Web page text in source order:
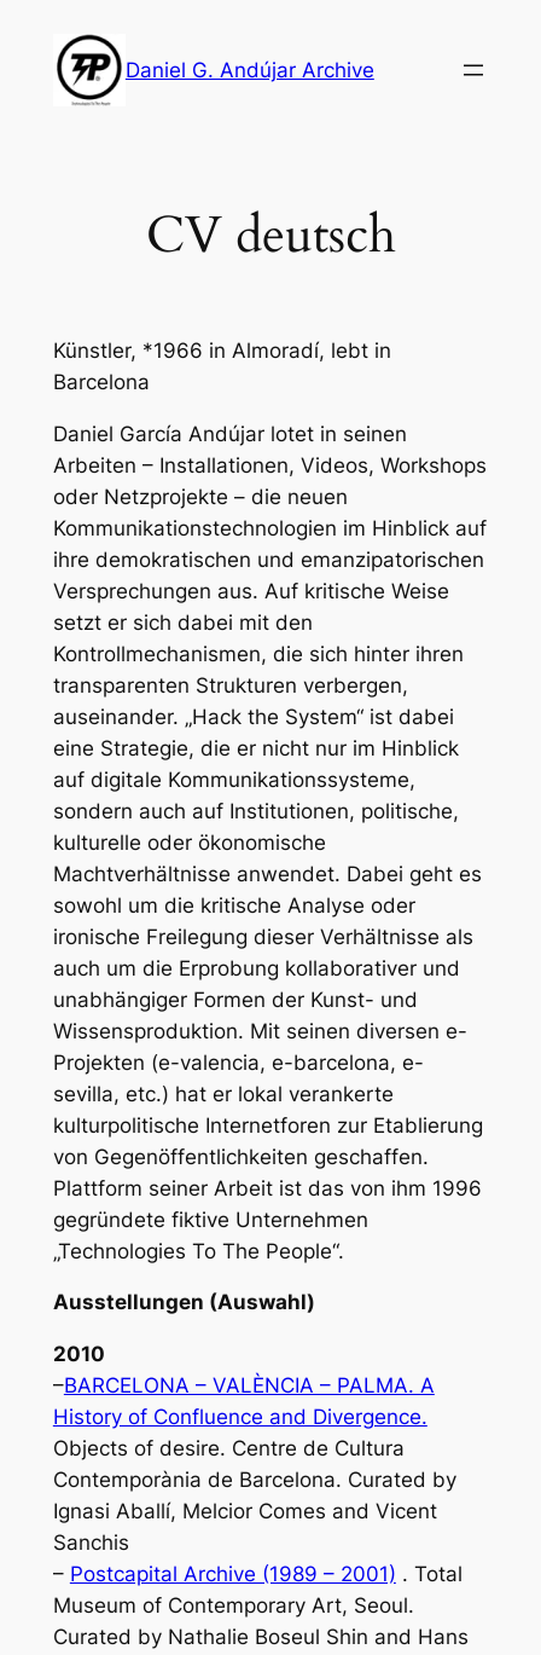
content
Daniel G. Andújar Archive
CV deutsch
Künstler, *1966 in Almoradí, lebt in
Barcelona
Daniel García Andújar lotet in seinen
Arbeiten – Installationen, Videos, Workshops
oder Netzprojekte – die neuen
Kommunikationstechnologien im Hinblick auf
ihre demokratischen und emanzipatorischen
Versprechungen aus. Auf kritische Weise
setzt er sich dabei mit den
Kontrollmechanismen, die sich hinter ihren
transparenten Strukturen verbergen,
auseinander. „Hack the System“ ist dabei
eine Strategie, die er nicht nur im Hinblick
auf digitale Kommunikationssysteme,
sondern auch auf Institutionen, politische,
kulturelle oder ökonomische
Machtverhältnisse anwendet. Dabei geht es
sowohl um die kritische Analyse oder
ironische Freilegung dieser Verhältnisse als
auch um die Erprobung kollaborativer und
unabhängiger Formen der Kunst- und
Wissensproduktion. Mit seinen diversen e-
Projekten (e-valencia, e-barcelona, e-
sevilla, etc.) hat er lokal verankerte
kulturpolitische Internetforen zur Etablierung
von Gegenöffentlichkeiten geschaffen.
Plattform seiner Arbeit ist das von ihm 1996
gegründete fiktive Unternehmen
„Technologies To The People“.
Ausstellungen (Auswahl)
2010
–BARCELONA – VALÈNCIA – PALMA. A
History of Confluence and Divergence.
Objects of desire. Centre de Cultura
Contemporània de Barcelona. Curated by
Ignasi Aballí, Melcior Comes and Vicent
Sanchis
– Postcapital Archive (1989 – 2001) . Total
Museum of Contemporary Art, Seoul.
Curated by Nathalie Boseul Shin and Hans